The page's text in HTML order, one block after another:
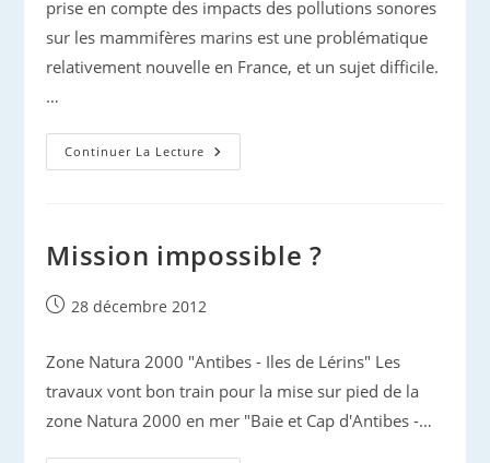
prise en compte des impacts des pollutions sonores
sur les mammifères marins est une problématique
relativement nouvelle en France, et un sujet difficile.
…
Continuer La Lecture Impacts
Sonores
Mission impossible ?
Publication
28 décembre 2012
Zone Natura 2000 "Antibes - Iles de Lérins" Les
travaux vont bon train pour la mise sur pied de la
zone Natura 2000 en mer "Baie et Cap d'Antibes -…